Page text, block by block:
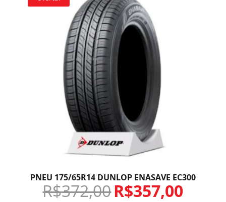
PNEU 175/65R14 DUNLOP ENASAVE EC300
R$372,00R$357,00